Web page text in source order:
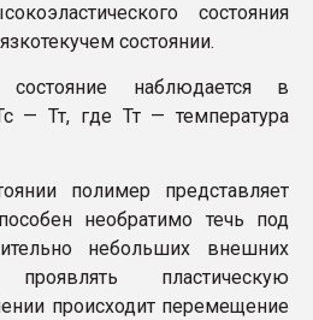
состояния
состоянии.
состояние наблюдается в
— Тт, где Тт — температура
полимер представляет
необратимо течь под
небольших внешних
пластическую
происходит перемещение